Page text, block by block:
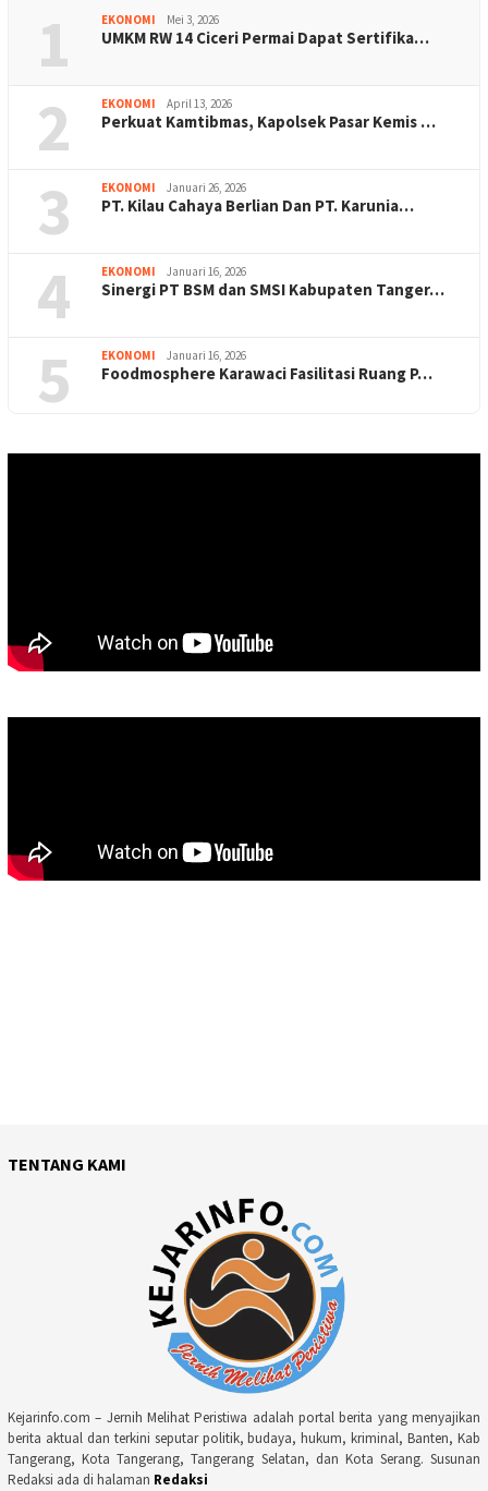
1 EKONOMI Mei 3, 2026
UMKM RW 14 Ciceri Permai Dapat Sertifika…
2 EKONOMI April 13, 2026
Perkuat Kamtibmas, Kapolsek Pasar Kemis …
3 EKONOMI Januari 26, 2026
PT. Kilau Cahaya Berlian Dan PT. Karunia…
4 EKONOMI Januari 16, 2026
Sinergi PT BSM dan SMSI Kabupaten Tanger…
5 EKONOMI Januari 16, 2026
Foodmosphere Karawaci Fasilitasi Ruang P…
TENTANG KAMI
Kejarinfo.com – Jernih Melihat Peristiwa adalah portal berita yang menyajikan
berita aktual dan terkini seputar politik, budaya, hukum, kriminal, Banten, Kab
Tangerang, Kota Tangerang, Tangerang Selatan, dan Kota Serang. Susunan
Redaksi ada di halaman Redaksi